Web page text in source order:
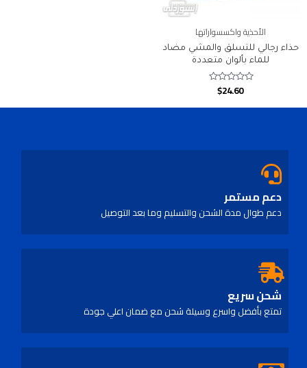
الأحذية واكسسواراتها
حذاء رجالي للتسلق والمشي مضاد
للماء بألوان متعددة
Rated
$24.60
دعم مستمر
دعم طوال مدة الشحن والتسليم وما بعد التوصيل
شحن سريع
تمتع بأفضل واسرع وسيلة شحن مع ضمان اعلي جودة